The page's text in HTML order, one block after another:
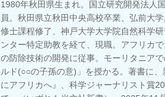
1980年秋田県生まれ。国立研究開発法人
員。秋田県立秋田中央高校卒業、弘前大
修士課程修了、神戸大学大学院自然科学
ンター特定助教を経て、現職。アフリカ
の防除技術の開発に従事。モーリタニア
ルド(○○の子孫の意)」を授かる。著書に
にアフリカへ』、科学ジャーナリスト賞